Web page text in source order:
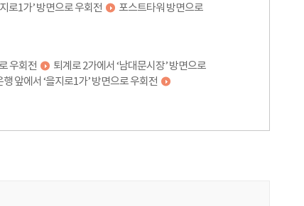
로1가’ 방면으로 우회전
포스트타워 방면으로
우회전
퇴계로 2가에서 ‘남대문시장’ 방면으로
앞에서 ‘을지로1가’ 방면으로 우회전